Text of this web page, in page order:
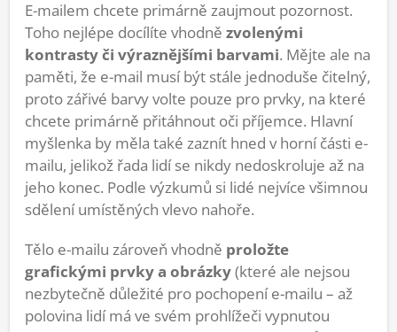
E-mailem chcete primárně zaujmout pozornost.
Toho nejlépe docílíte vhodně zvolenými
kontrasty či výraznějšími barvami. Mějte ale na
paměti, že e-mail musí být stále jednoduše čitelný,
proto zářivé barvy volte pouze pro prvky, na které
chcete primárně přitáhnout oči příjemce. Hlavní
myšlenka by měla také zaznít hned v horní části e-
mailu, jelikož řada lidí se nikdy nedoskroluje až na
jeho konec. Podle výzkumů si lidé nejvíce všimnou
sdělení umístěných vlevo nahoře.
Tělo e-mailu zároveň vhodně proložte
grafickými prvky a obrázky(které ale nejsou
nezbytečně důležité pro pochopení e-mailu – až
polovina lidí má ve svém prohlížeči vypnutou